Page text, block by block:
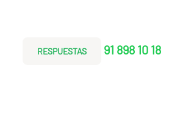
RESPUESTAS 91 898 10 18